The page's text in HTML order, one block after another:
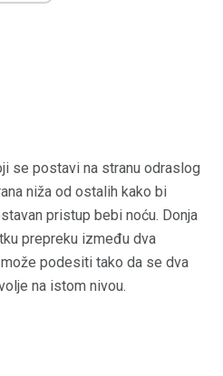
se postavi na stranu odraslog
niža od ostalih kako bi
pristup bebi noću. Donja
prepreku između dva
podesiti tako da se dva
na istom nivou.